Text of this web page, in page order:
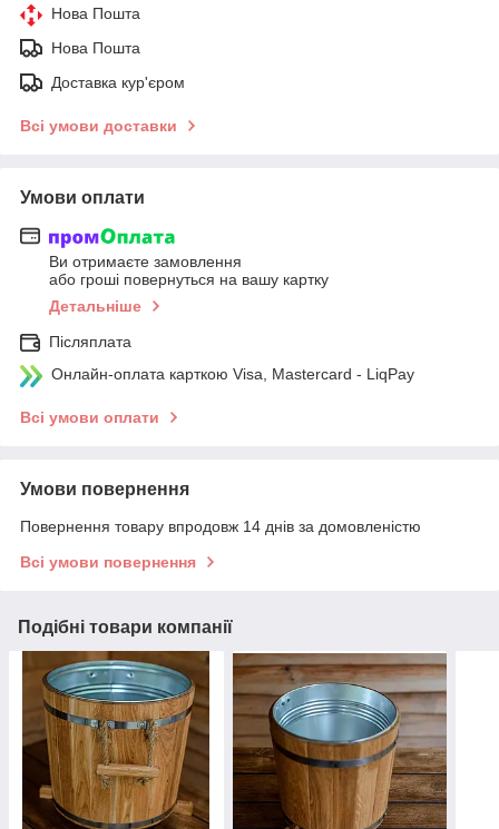
Нова Пошта
Нова Пошта
Доставка кур'єром
Всі умови доставки
Умови оплати
Ви отримаєте замовлення
або гроші повернуться на вашу картку
Детальніше
Післяплата
Онлайн-оплата карткою Visa, Mastercard - LiqPay
Всі умови оплати
Умови повернення
Повернення товару впродовж 14 днів за домовленістю
Всі умови повернення
Подібні товари компанії